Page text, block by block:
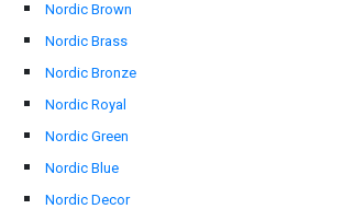
Nordic Brown
Nordic Brass
Nordic Bronze
Nordic Royal
Nordic Green
Nordic Blue
Nordic Decor